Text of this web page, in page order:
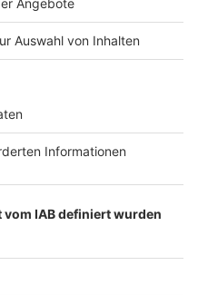
Verkehrs-Hotline